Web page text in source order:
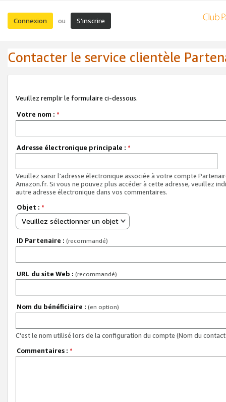
Connexion ou S’inscrire
Contacter le service clientèle
Veuillez remplir le formulaire ci-dessous.
Votre nom : *
Adresse électronique principale : *
Veuillez saisir l'adresse électronique associée à votre compte
Amazon.fr. Si vous ne pouvez plus accéder à cette adresse, veuillez
autre adresse électronique dans vos commentaires.
Objet : *
Veuillez sélectionner un objet
ID Partenaire : (recommandé)
URL du site Web : (recommandé)
Nom du bénéficiaire : (en option)
C'est le nom utilisé lors de la configuration du compte (Nom du
Commentaires : *